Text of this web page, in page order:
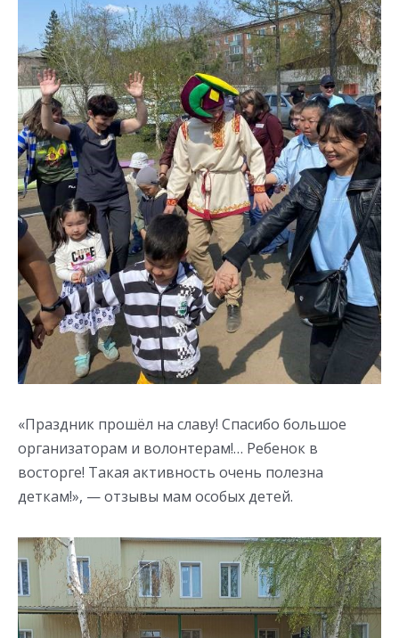
«Праздник прошёл на славу! Спасибо большое
организаторам и волонтерам!… Ребенок в
восторге! Такая активность очень полезна
деткам!», — отзывы мам особых детей.